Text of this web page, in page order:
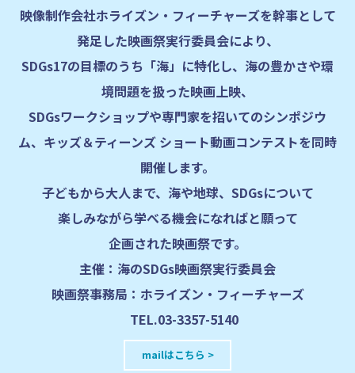
映像制作会社ホライズン・フィーチャーズを幹事として
発足した映画祭実行委員会により、
SDGs17の目標のうち「海」に特化し、海の豊かさや環
境問題を扱った映画上映、
SDGsワークショップや専門家を招いてのシンポジウ
ム、キッズ＆ティーンズ ショート動画コンテストを同時
開催します。
子どもから大人まで、海や地球、SDGsについて
楽しみながら学べる機会になればと願って
企画された映画祭です。
主催：海のSDGs映画祭実行委員会
映画祭事務局：ホライズン・フィーチャーズ
TEL.03-3357-5140
mailはこちら >